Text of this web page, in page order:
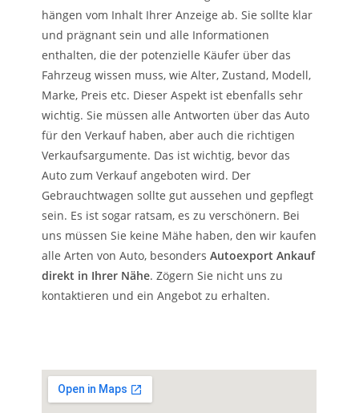
hängen vom Inhalt Ihrer Anzeige ab. Sie sollte klar
und prägnant sein und alle Informationen
enthalten, die der potenzielle Käufer über das
Fahrzeug wissen muss, wie Alter, Zustand, Modell,
Marke, Preis etc. Dieser Aspekt ist ebenfalls sehr
wichtig. Sie müssen alle Antworten über das Auto
für den Verkauf haben, aber auch die richtigen
Verkaufsargumente. Das ist wichtig, bevor das
Auto zum Verkauf angeboten wird. Der
Gebrauchtwagen sollte gut aussehen und gepflegt
sein. Es ist sogar ratsam, es zu verschönern. Bei
uns müssen Sie keine Mähe haben, den wir kaufen
alle Arten von Auto, besondersAutoexport Ankauf
direkt in Ihrer Nähe. Zögern Sie nicht uns zu
kontaktieren und ein Angebot zu erhalten.